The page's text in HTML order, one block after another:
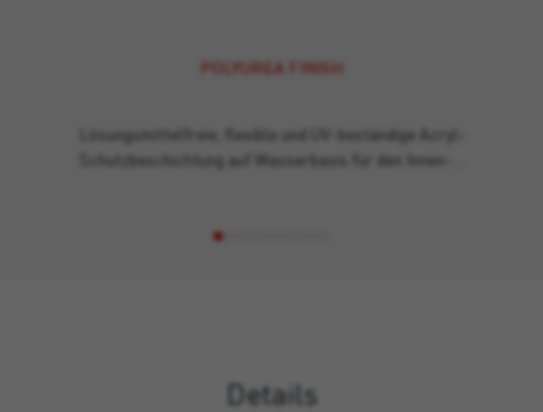
POLYUREA FINISH
Lösungsmittelfreie, flexible und UV-beständige Acryl-
Schutzbeschichtung auf Wasserbasis für den Innen-…
Details